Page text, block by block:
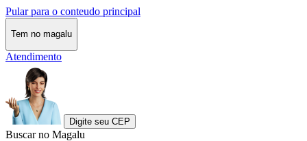
Pular para o conteudo principal
Tem no magalu
Atendimento
Digite seu CEP
Buscar no Magalu